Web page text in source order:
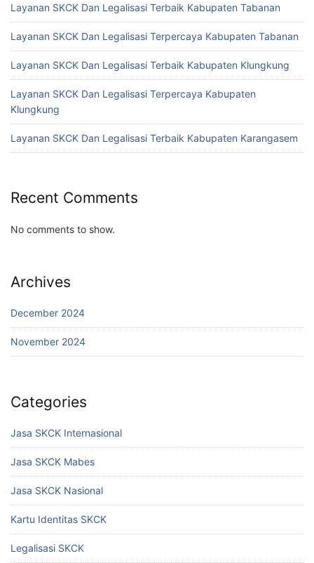
Layanan SKCK Dan Legalisasi Terbaik Kabupaten Tabanan
Layanan SKCK Dan Legalisasi Terpercaya Kabupaten Tabanan
Layanan SKCK Dan Legalisasi Terbaik Kabupaten Klungkung
Layanan SKCK Dan Legalisasi Terpercaya Kabupaten
Klungkung
Layanan SKCK Dan Legalisasi Terbaik Kabupaten Karangasem
Recent Comments
No comments to show.
Archives
December 2024
November 2024
Categories
Jasa SKCK Internasional
Jasa SKCK Mabes
Jasa SKCK Nasional
Kartu Identitas SKCK
Legalisasi SKCK